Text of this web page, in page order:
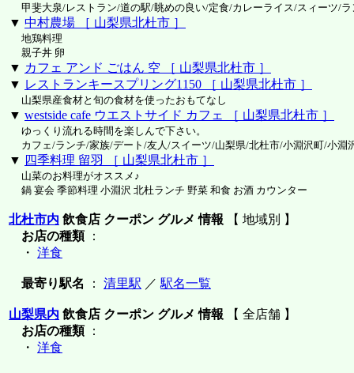
甲斐大泉/レストラン/道の駅/眺めの良い/定食/カレーライス/スィーツ/ラ
▼ 中村農場 ［ 山梨県北杜市 ］
地鶏料理
親子丼 卵
▼ カフェ アンド ごはん 空 ［ 山梨県北杜市 ］
▼ レストランキースプリング1150 ［ 山梨県北杜市 ］
山梨県産食材と旬の食材を使ったおもてなし
▼ westside cafe ウエストサイド カフェ ［ 山梨県北杜市 ］
ゆっくり流れる時間を楽しんで下さい。
カフェ/ランチ/家族/デート/友人/スイーツ/山梨県/北杜市/小淵沢町/小淵
▼ 四季料理 留羽 ［ 山梨県北杜市 ］
山菜のお料理がオススメ♪
鍋 宴会 季節料理 小淵沢 北杜ランチ 野菜 和食 お酒 カウンター
北杜市内 飲食店 クーポン グルメ 情報 【 地域別 】
お店の種類：
・ 洋食
最寄り駅名 ： 清里駅 ／ 駅名一覧
山梨県内 飲食店 クーポン グルメ 情報 【 全店舗 】
お店の種類：
・ 洋食